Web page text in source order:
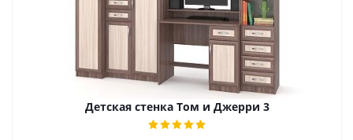
Детская стенка Том и Джерри 3